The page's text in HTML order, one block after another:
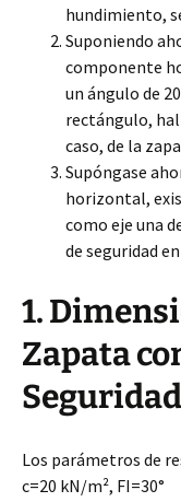
hundimiento,
Suponiendo
componente
un ángulo de
rectángulo,
caso, de la
Supóngase
horizontal,
como eje una
de seguridad
1.
Zapata
Los parámetros de
c=20 kN/m², FI=30°